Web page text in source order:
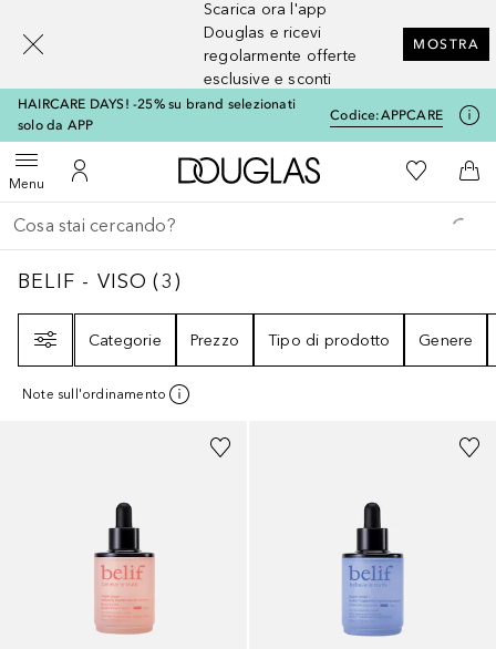
Scarica ora l'app
Douglas e ricevi
regolarmente offerte
esclusive e sconti
MOSTRA
HAIRCARE DAYS! -25% su brand selezionati
solo da APP
Codice:APPCARE
MenuApri menuAl Mio Account
A Douglas HomeAlla Mia
Al
Torna indietro
Esegui ricerca
BELIF - VISO3
BELIF - VISO (3)
Categorie
Prezzo Tipo di prodotto Genere
Note sull'ordinamento
[navigation.slideout.screenreader]